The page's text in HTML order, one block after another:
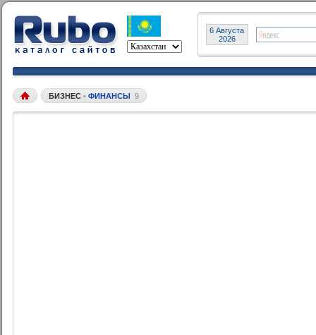
6 Августа
2026
БИЗНЕС • ФИНАНСЫ 9